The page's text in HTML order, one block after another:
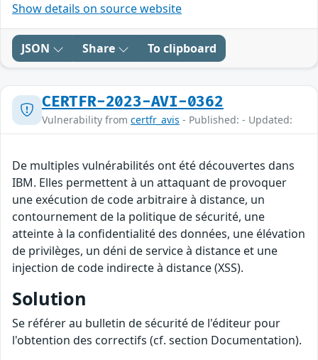
Show details on source website
JSON Share To clipboard
CERTFR-2023-AVI-0362
Vulnerability from certfr_avis - Published: - Updated:
De multiples vulnérabilités ont été découvertes dans
IBM. Elles permettent à un attaquant de provoquer
une exécution de code arbitraire à distance, un
contournement de la politique de sécurité, une
atteinte à la confidentialité des données, une élévation
de privilèges, un déni de service à distance et une
injection de code indirecte à distance (XSS).
Solution
Se référer au bulletin de sécurité de l'éditeur pour
l'obtention des correctifs (cf. section Documentation).